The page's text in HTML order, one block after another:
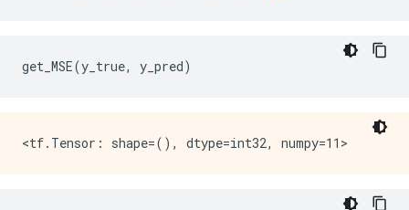
        type: DT_BOOL
      }
      }
get_MSE(y_true, y_pred)